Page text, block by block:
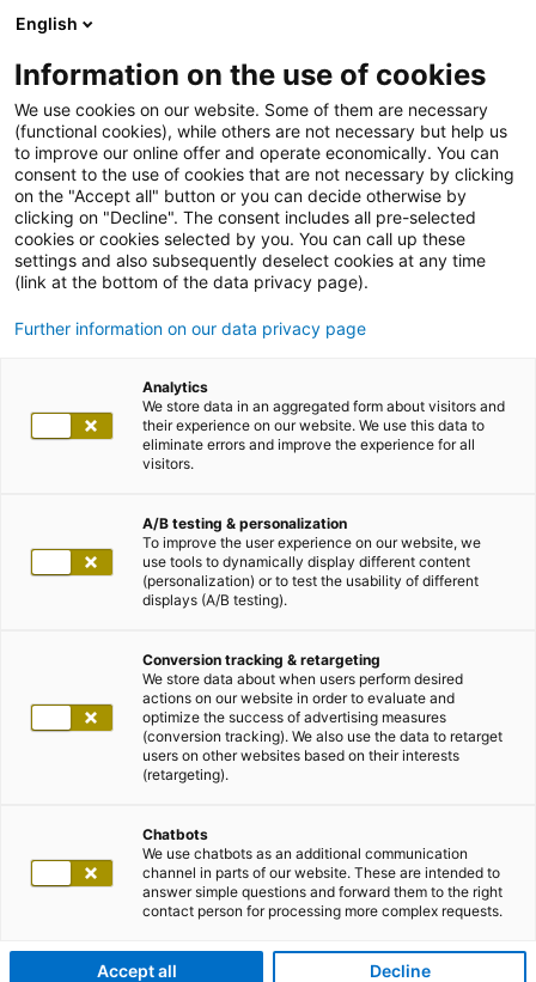
English
Information on the use of cookies
We use cookies on our website. Some of them are necessary
(functional cookies), while others are not necessary but help us
to improve our online offer and operate economically. You can
consent to the use of cookies that are not necessary by clicking
on the "Accept all" button or you can decide otherwise by
clicking on "Decline". The consent includes all pre-selected
cookies or cookies selected by you. You can call up these
settings and also subsequently deselect cookies at any time
(link at the bottom of the data privacy page).
Further information on our data privacy page
Analytics
We store data in an aggregated form about visitors and
their experience on our website. We use this data to
eliminate errors and improve the experience for all
visitors.
A/B testing & personalization
To improve the user experience on our website, we
use tools to dynamically display different content
(personalization) or to test the usability of different
displays (A/B testing).
Conversion tracking & retargeting
We store data about when users perform desired
actions on our website in order to evaluate and
optimize the success of advertising measures
(conversion tracking). We also use the data to retarget
users on other websites based on their interests
(retargeting).
Chatbots
We use chatbots as an additional communication
channel in parts of our website. These are intended to
answer simple questions and forward them to the right
contact person for processing more complex requests.
Accept all Decline